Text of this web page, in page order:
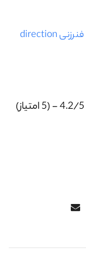
فنرزنی direction
4.2/5 - (5 امتیاز)